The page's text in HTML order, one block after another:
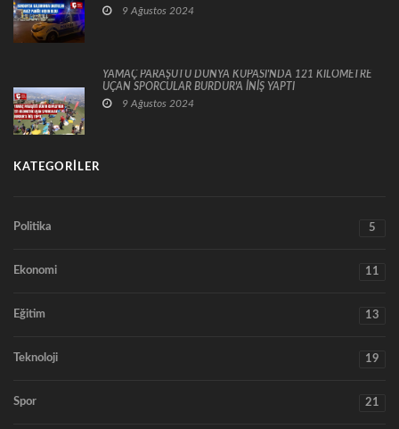
9 Ağustos 2024
YAMAÇ PARAŞÜTÜ DÜNYA KUPASI'NDA 121 KİLOMETRE
UÇAN SPORCULAR BURDUR'A İNİŞ YAPTI
9 Ağustos 2024
KATEGORILER
Politika 5
Ekonomi 11
Eğitim 13
Teknoloji 19
Spor 21